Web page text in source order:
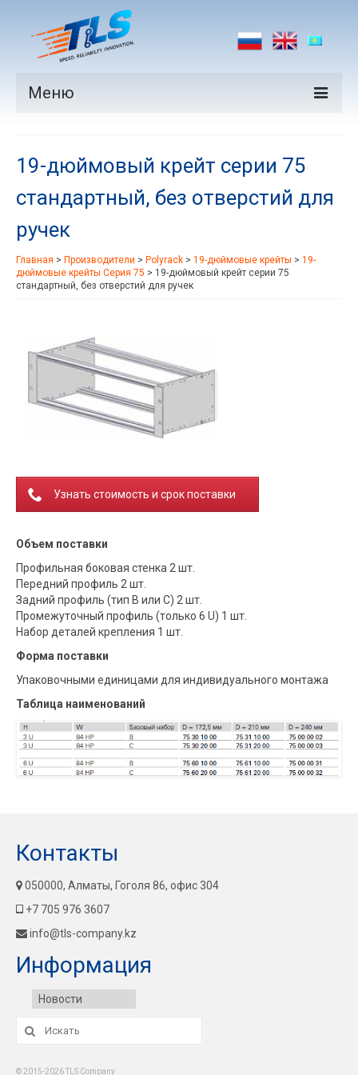
Меню
Производители
Рынки
Новости
Контакты
19-дюймовый крейт серии 75
стандартный, без отверстий для
ручек
Главная > Производители > Polyrack > 19-дюймовые крейты > 19-
дюймовые крейты Серия 75 > 19-дюймовый крейт серии 75
стандартный, без отверстий для ручек
Узнать стоимость и срок поставки
Объем поставки
Профильная боковая стенка 2 шт.
Передний профиль 2 шт.
Задний профиль (тип B или C) 2 шт.
Промежуточный профиль (только 6 U) 1 шт.
Набор деталей крепления 1 шт.
Форма поставки
Упаковочными единицами для индивидуального монтажа
Таблица наименований
Контакты
050000, Алматы, Гоголя 86, офис 304
+7 705 976 3607
info@tls-company.kz
Информация
Новости
Искать:
© 2015-2026 TLS Company